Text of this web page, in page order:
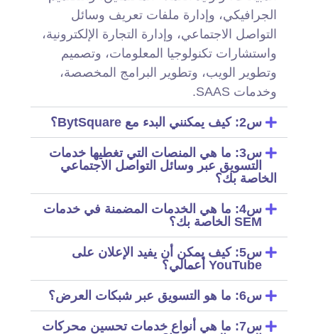
الجرافيكي، وإدارة ملفات تعريف وسائل
التواصل الاجتماعي، وإدارة التجارة الإلكترونية،
واستشارات تكنولوجيا المعلومات، وتصميم
وتطوير الويب، وتطوير البرامج المخصصة،
وخدمات SAAS.
س2: كيف يمكنني البدء مع BytSquare؟
س3: ما هي المنصات التي تغطيها خدمات
التسويق عبر وسائل التواصل الاجتماعي
الخاصة بك؟
س4: ما هي الخدمات المضمنة في خدمات
SEM الخاصة بك؟
س5: كيف يمكن أن يفيد الإعلان على
YouTube أعمالي؟
س6: ما هو التسويق عبر شبكات العرض؟
س7: ما هي أنواع خدمات تحسين محركات